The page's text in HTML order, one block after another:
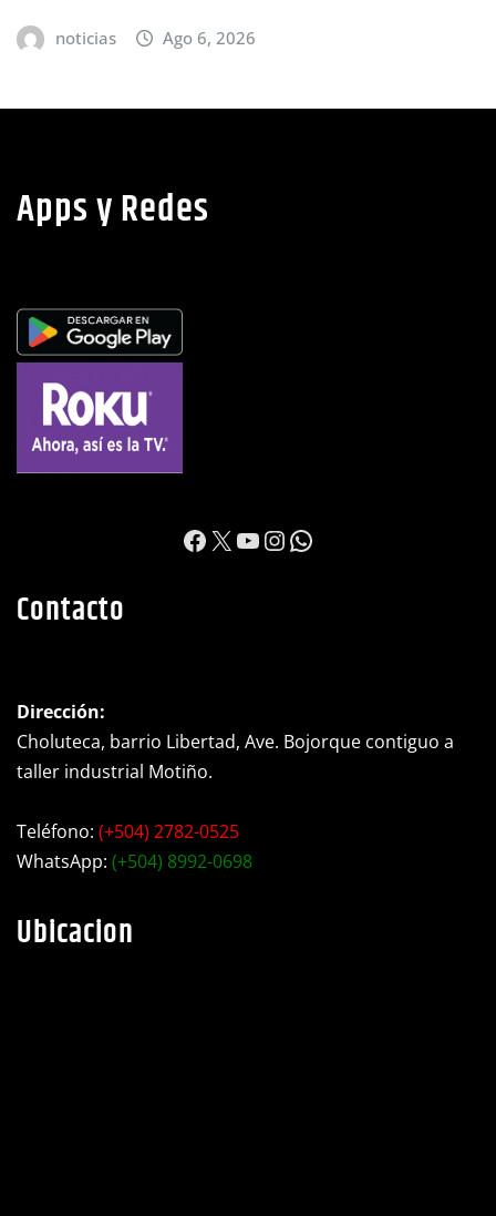
Apps y Redes
https://
X YouTube
Instagram
WhatsApp
Contacto
Dirección:
Choluteca, barrio Libertad, Ave. Bojorque contiguo a
taller industrial Motiño.
Teléfono: (+504) 2782-0525
WhatsApp: (+504) 8992-0698
Ubicacion